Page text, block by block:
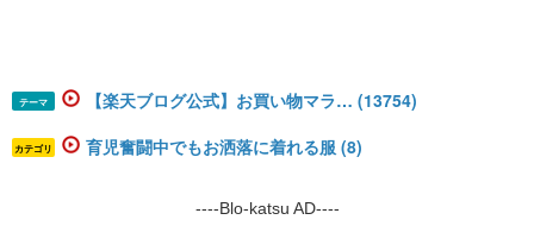
テーマ 【楽天ブログ公式】お買い物マラ… (13754)
カテゴリ 育児奮闘中でもお洒落に着れる服 (8)
----Blo-katsu AD----